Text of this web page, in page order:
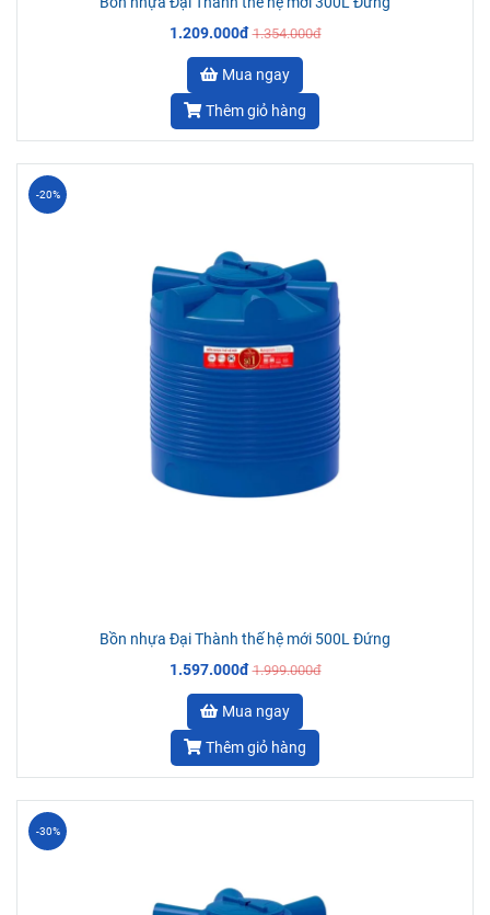
1.209.000đ 1.354.000đ
Mua ngay
Thêm giỏ hàng
Bồn nhựa Đại Thành thế hệ mới 500L Đứng
1.597.000đ 1.999.000đ
-20%
Mua ngay
Thêm giỏ hàng
-30%